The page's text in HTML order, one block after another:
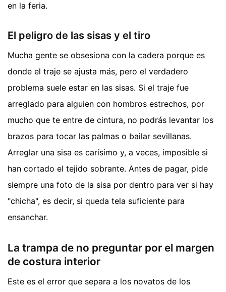
en la feria.
El peligro de las sisas y el tiro
Mucha gente se obsesiona con la cadera porque es
donde el traje se ajusta más, pero el verdadero
problema suele estar en las sisas. Si el traje fue
arreglado para alguien con hombros estrechos, por
mucho que te entre de cintura, no podrás levantar los
brazos para tocar las palmas o bailar sevillanas.
Arreglar una sisa es carísimo y, a veces, imposible si
han cortado el tejido sobrante. Antes de pagar, pide
siempre una foto de la sisa por dentro para ver si hay
"chicha", es decir, si queda tela suficiente para
ensanchar.
La trampa de no preguntar por el margen
de costura interior
Este es el error que separa a los novatos de los